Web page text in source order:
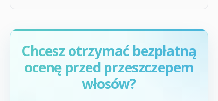
Chcesz otrzymać bezpłatną
ocenę przed przeszczepem
włosów?